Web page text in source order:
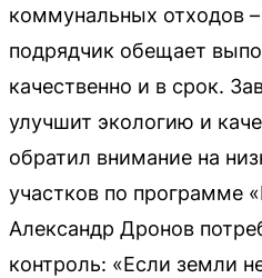
коммунальных отходов
подрядчик обещает
качественно и в срок.
улучшит экологию и
обратил внимание на
участков по программе
Александр Дронов
контроль: «Если земли